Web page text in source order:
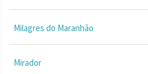
Milagres do Maranhão
Mirador